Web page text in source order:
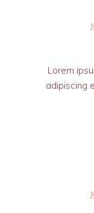
Lorem
adipiscing